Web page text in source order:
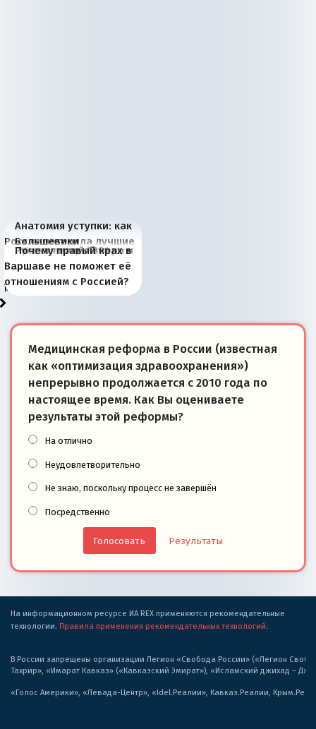
Анатомия уступки: как
Россия потеряла лучшие
рыбопромысловые
районы Баренцева
моря
Большевики
отличаются от «Яблока»
тем, что они -
победители
Киевская марионетка
Запада рассказала о
«переобувании» хозяев
В России назрели
перемены: 15 шагов к
суверенной экономике
Миграционный пожар
Европы
Россия начинает
сбрасывать балласт
Анкориджа
Россия зимой 1904
года: первые уступки во
внутренней политике
Русская нация вчера и
сегодня
Почему правый крах в
Варшаве не поможет её
отношениям с Россией?
Медицинская реформа в России (известная
как «оптимизация здравоохранения»)
непрерывно продолжается с 2010 года по
настоящее время. Как Вы оцениваете
результаты этой реформы?
На отлично
Неудовлетворительно
Не знаю, поскольку процесс не завершён
Посредственно
Результаты
На информационном ресурсе ИА REX применяются рекомендательные
технологии. Правила применения рекомендательных технологий.
В России запрещены организации Легион «Свобода России» («Легион
Тахрир», «Имарат Кавказ» («Кавказский Эмират»), «Исламский джихад –
«Голос Америки», «Левада-Центр», «Idel.Реалии», Кавказ.Реалии,